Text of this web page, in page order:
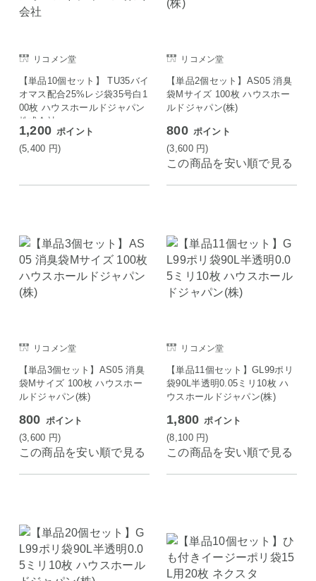
リコメン堂
【単品10個セット】 TU35バイ
オマス配合25%レジ袋35号白1
00枚 ハウスホールドジャパン
株式会社
1,200 ポイント
(5,400 円)
リコメン堂
【単品2個セット】AS05 消臭
袋Mサイズ 100枚 ハウスホー
ルドジャパン(株)
800 ポイント
(3,600 円)
この商品を安い順で見る
リコメン堂
【単品3個セット】AS05 消臭
袋Mサイズ 100枚 ハウスホー
ルドジャパン(株)
800 ポイント
(3,600 円)
この商品を安い順で見る
リコメン堂
【単品11個セット】GL99ポリ
袋90L半透明0.05ミリ10枚 ハ
ウスホールドジャパン(株)
1,800 ポイント
(8,100 円)
この商品を安い順で見る